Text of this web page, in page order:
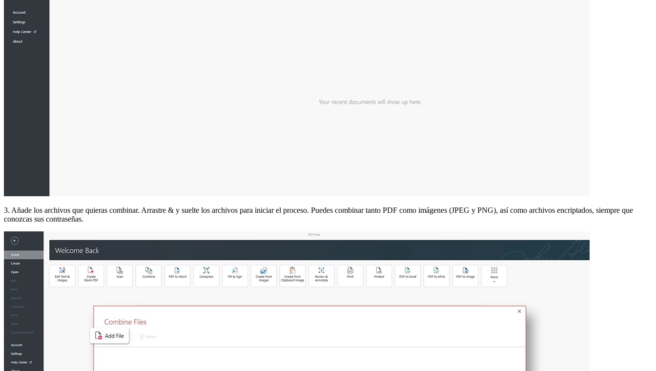
3. Añade los archivos que quieras combinar. Arrastre & y suelte los archivos para iniciar el proceso. Puedes combinar tanto PDF como imágenes (JPEG y PNG), así como archivos encriptados, siempre que
conozcas sus contraseñas.